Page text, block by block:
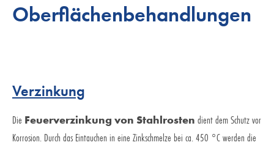
Oberflächenbehandlungen
Verzinkung
Die Feuerverzinkung von Stahlrosten dient dem Schutz vor
Korrosion. Durch das Eintauchen in eine Zinkschmelze bei ca. 450 °C werden die